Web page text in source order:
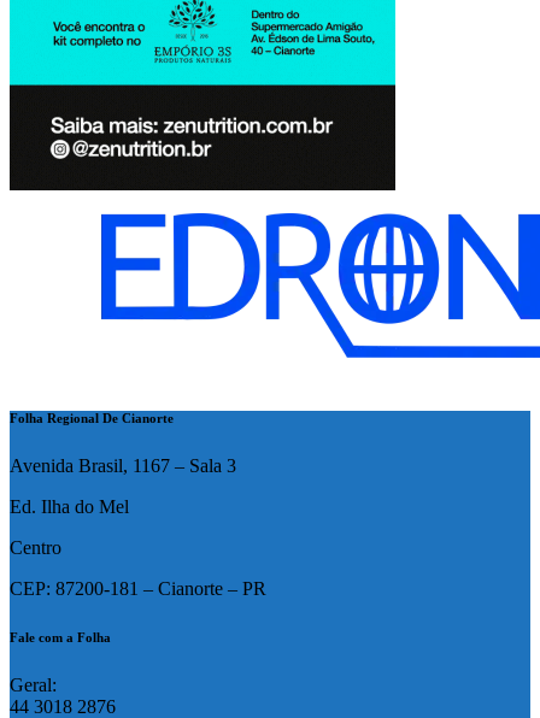
Folha Regional De Cianorte
Avenida Brasil, 1167 – Sala 3
Ed. Ilha do Mel
Centro
CEP: 87200-181 – Cianorte – PR
Fale com a Folha
Geral:
44 3018 2876